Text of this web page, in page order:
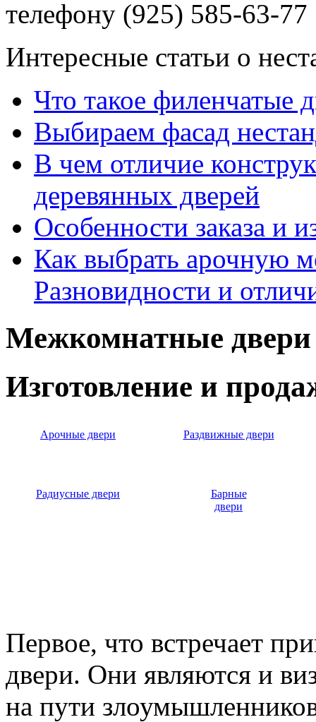
телефону (925) 585-63-77
Интересные статьи о
Что такое филенчатые
Выбираем фасад
В чем отличие
деревянных дверей
Особенности заказа и
Как выбрать арочную
Разновидности и
Межкомнатные двери
Изготовление и
Арочные двери Раздвижные двери
Радиусные двери
Барные
двери
Первое, что встречает
двери. Они являются и
на пути